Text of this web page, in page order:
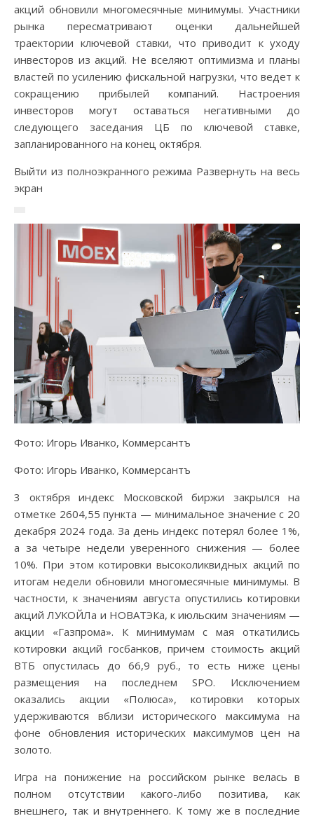
акций обновили многомесячные минимумы. Участники
рынка пересматривают оценки дальнейшей
траектории ключевой ставки, что приводит к уходу
инвесторов из акций. Не вселяют оптимизма и планы
властей по усилению фискальной нагрузки, что ведет к
сокращению прибылей компаний. Настроения
инвесторов могут оставаться негативными до
следующего заседания ЦБ по ключевой ставке,
запланированного на конец октября.
Выйти из полноэкранного режима Развернуть на весь
экран
Фото: Игорь Иванко, Коммерсантъ
Фото: Игорь Иванко, Коммерсантъ
3 октября индекс Московской биржи закрылся на
отметке 2604,55 пункта — минимальное значение с 20
декабря 2024 года. За день индекс потерял более 1%,
а за четыре недели уверенного снижения — более
10%. При этом котировки высоколиквидных акций по
итогам недели обновили многомесячные минимумы. В
частности, к значениям августа опустились котировки
акций ЛУКОЙЛа и НОВАТЭКа, к июльским значениям —
акции «Газпрома». К минимумам с мая откатились
котировки акций госбанков, причем стоимость акций
ВТБ опустилась до 66,9 руб., то есть ниже цены
размещения на последнем SPO. Исключением
оказались акции «Полюса», котировки которых
удерживаются вблизи исторического максимума на
фоне обновления исторических максимумов цен на
золото.
Игра на понижение на российском рынке велась в
полном отсутствии какого-либо позитива, как
внешнего, так и внутреннего. К тому же в последние